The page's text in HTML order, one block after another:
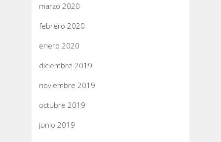
marzo 2020
febrero 2020
enero 2020
diciembre 2019
noviembre 2019
octubre 2019
junio 2019